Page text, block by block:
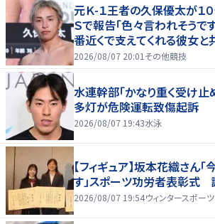
元Ｋ-１王者の久保優太が１
Ｓで報告「色々言われそうで
番近くで支えてくれる彼女と
家庭を築いていきたい」
2026/08/07 20:01 その他競技
水連幹部「かなり重く受け
多灯が危険運転致傷起訴
2026/08/07 19:43水泳
【フィギュア】坂本花織さん
す」スポーツ功労者表彰式
2026/08/07 19:54ウィンタースポーツ